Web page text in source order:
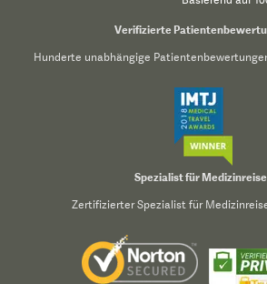
Verifizierte
Hunderte unabhängige
Spezialist für
Zertifizierter Spezialist für